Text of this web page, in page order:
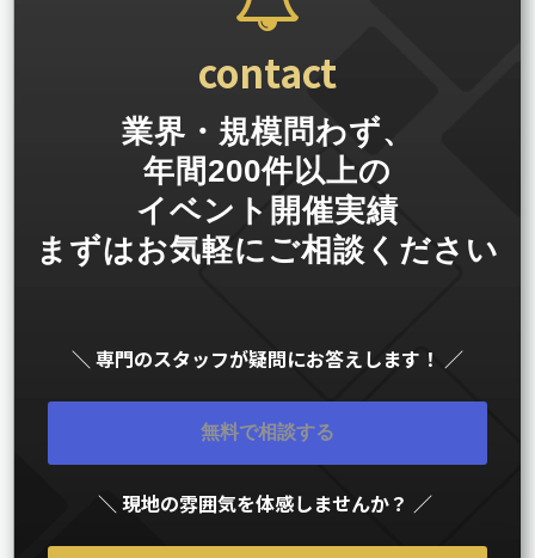
contact
業界・規模問わず、
年間200件以上の
イベント開催実績
まずはお気軽にご相談ください
＼ 専門のスタッフが疑問にお答えします！ ／
無料で相談する
＼ 現地の雰囲気を体感しませんか？ ／